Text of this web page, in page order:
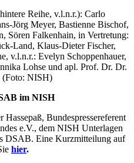
Reihe, v.l.n.r.): Carlo
Jörg Meyer, Bastienne Bischof,
Sören Falkenhain, in Vertretung:
Land, Klaus-Dieter Fischer,
v.l.n.r.: Evelyn Schoppenhauer,
Lohse und apl. Prof. Dr. Dr.
(Foto: NISH)
im NISH
Bundespressereferent
e.V., dem NISH Unterlagen
DSAB. Eine Kurzmitteilung auf
hier.